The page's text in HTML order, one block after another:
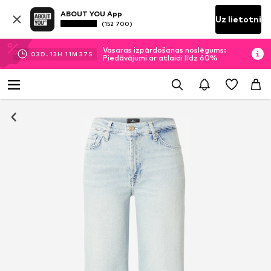
ABOUT YOU App
(152 700) Uz lietotni
03D. 13H 11M 37 S
Vasaras izpārdošanas noslēgums:
Piedāvājumi ar atlaidi līdz 60%